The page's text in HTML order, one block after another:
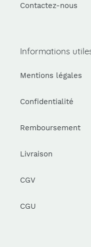
Contactez-nous
Informations
Mentions légales
Confidentialité
Remboursement
Livraison
CGV
CGU